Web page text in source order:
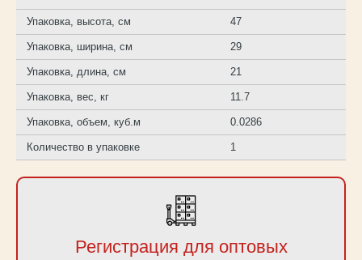
Упаковка, высота, см 47
Упаковка, ширина, см 29
Упаковка, длина, см 21
Упаковка, вес, кг 11.7
Упаковка, объем, куб.м 0.0286
Количество в упаковке 1
Регистрация для оптовых